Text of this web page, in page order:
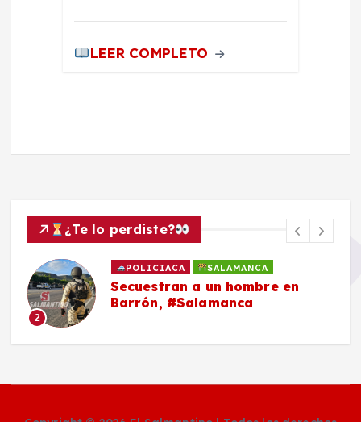
LEER COMPLETO
¿Te lo perdiste?
2
POLICIACA SALAMANCA
Secuestran a un hombre en
Barrón, #Salamanca